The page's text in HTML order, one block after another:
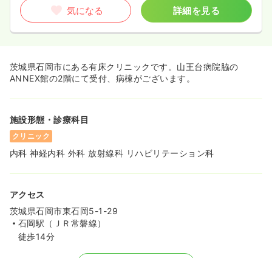
気になる 詳細を見る
茨城県石岡市にある有床クリニックです。山王台病院脇の
ANNEX館の2階にて受付、病棟がございます。
施設形態・診療科目
クリニック
内科 神経内科 外科 放射線科 リハビリテーション科
アクセス
茨城県石岡市東石岡5-1-29
石岡駅（ＪＲ常磐線）
徒歩14分